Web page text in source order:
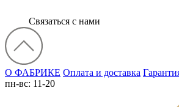
Связаться с нами
О ФАБРИКЕ Оплата и доставка
пн-вс: 11-20